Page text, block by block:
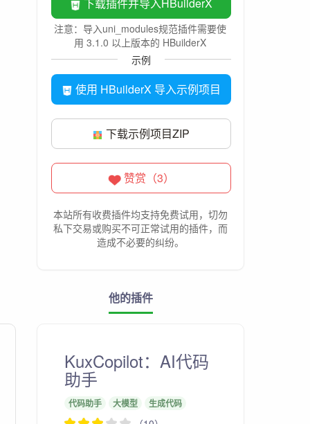
注意：导入uni_modules规范插件需要使
用 3.1.0 以上版本的 HBuilderX
示例
使用 HBuilderX 导入示例项目
下载示例项目ZIP
赞赏（3）
本站所有收费插件均支持免费试用，切勿
私下交易或购买不可正常试用的插件，而
造成不必要的纠纷。
他的插件
KuxCopilot：AI代码
助手
代码助手 大模型 生成代码